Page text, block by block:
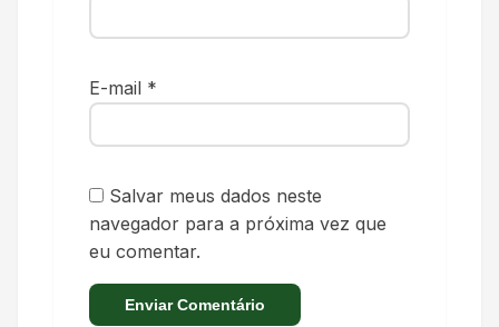
E-mail *
Salvar meus dados neste
navegador para a próxima vez que
eu comentar.